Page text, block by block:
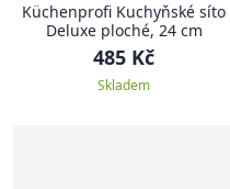
Küchenprofi Kuchyňské síto
Deluxe ploché, 24 cm
485 Kč
Skladem